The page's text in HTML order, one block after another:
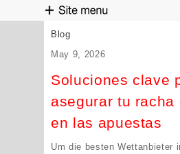
Blog
May 9, 2026
Soluciones clave
asegurar tu racha
en las apuestas
Um die besten Wettanbieter